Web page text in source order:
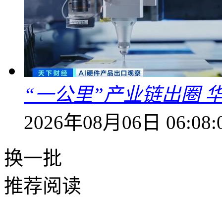
“一公里”产业链出圈
2026年08月06日
换一批
推荐阅读